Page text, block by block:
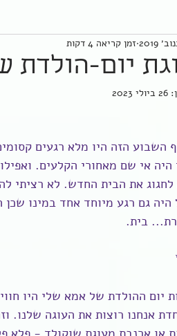
יוגה
יום-הולדת
זמן קריאה 4 דקות
26 ביולי 2023
השבוע הזה היו מלא רגעים
היה אי שם מאחורי הקלעים.
לחגוג את הבית החדש. לא רציתי
היה גם רגע מיוחד אחד במינו
בית.
יום ההולדת של אמא שלי היו
אנחנו רוצות את העוגה שלנו.